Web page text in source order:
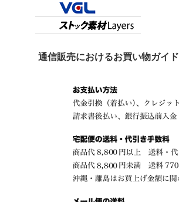
通信販売におけるお買い物ガイド